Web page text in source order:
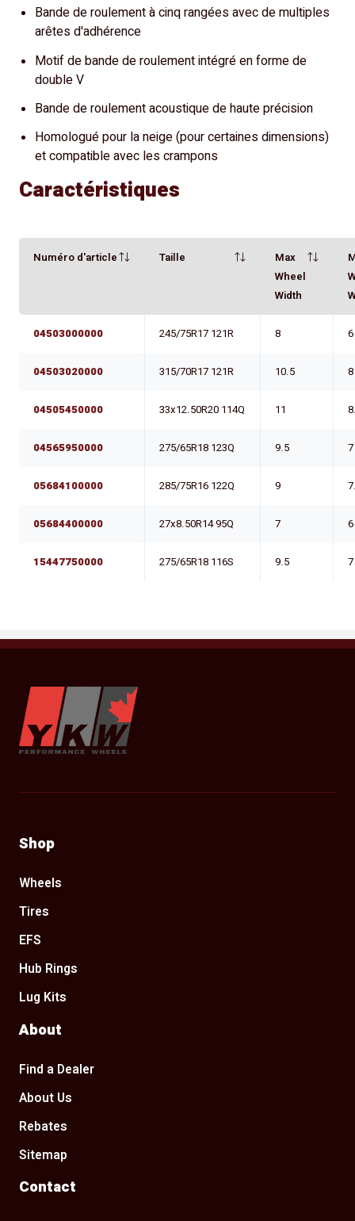
Bande de roulement à cinq rangées avec de multiples
arêtes d'adhérence
Motif de bande de roulement intégré en forme de
double V
Bande de roulement acoustique de haute précision
Homologué pour la neige (pour certaines dimensions)
et compatible avec les crampons
Caractéristiques
Numéro d'article Taille
Max
Wheel
Width
04503000000 245/75R17 121R 8 6
04503020000 315/70R17 121R 10.5 8
04505450000 33x12.50R20 114Q 11
04565950000 275/65R18 123Q 9.5 7
05684100000 285/75R16 122Q 9
05684400000 27x8.50R14 95Q 7 6
15447750000 275/65R18 116S 9.5 7
YKW Wheels
Shop
Wheels
Tires
EFS
Hub Rings
Lug Kits
About
Find a Dealer
About Us
Rebates
Sitemap
Contact